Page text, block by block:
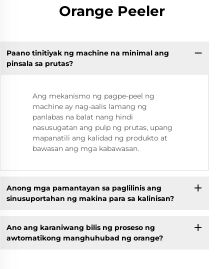
Orange Peeler
Paano tinitiyak ng machine na minimal ang
pinsala sa prutas?
Ang mekanismo ng pagpe-peel ng
machine ay nag-aalis lamang ng
panlabas na balat nang hindi
nasusugatan ang pulp ng prutas, upang
mapanatili ang kalidad ng produkto at
bawasan ang mga kabawasan.
Anong mga pamantayan sa paglilinis ang
sinusuportahan ng makina para sa kalinisan?
Ano ang karaniwang bilis ng proseso ng
awtomatikong manghuhubad ng orange?